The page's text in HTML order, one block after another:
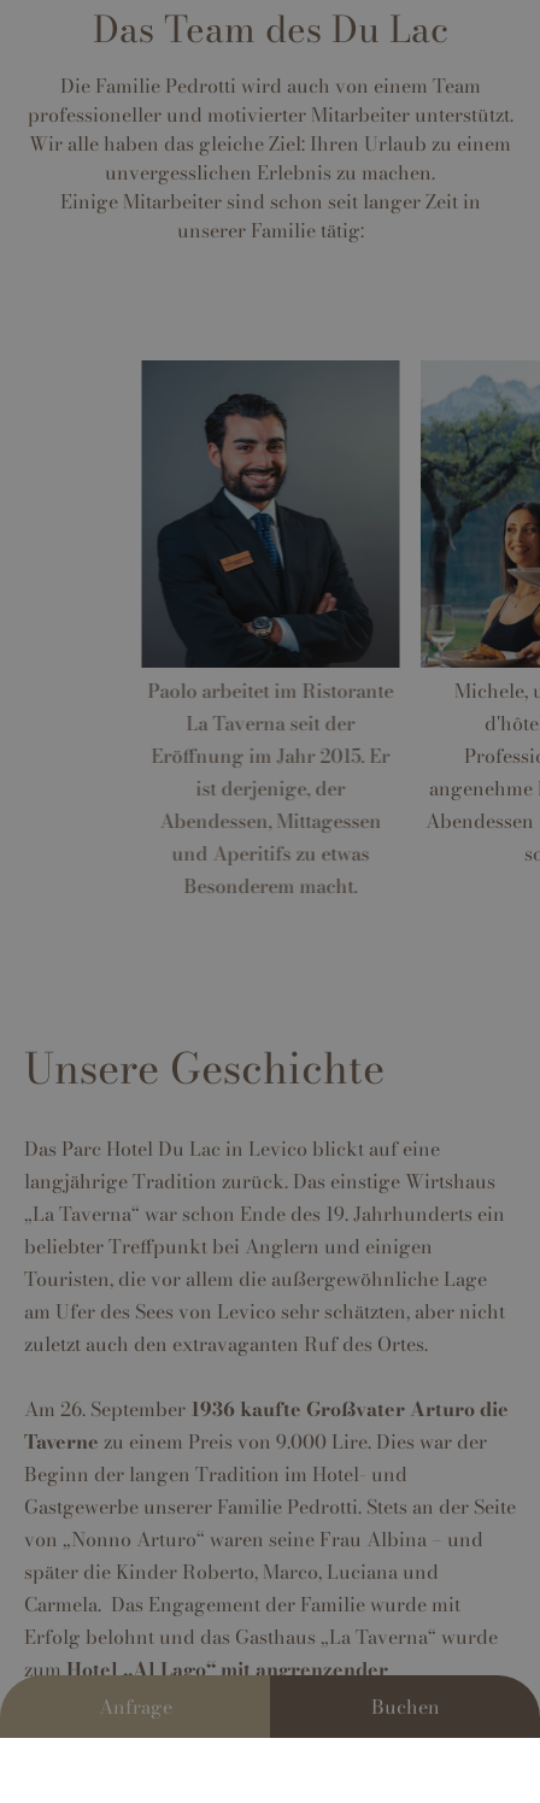
Das Team des Du Lac
Die Familie Pedrotti wird auch von einem Team
professioneller und motivierter Mitarbeiter unterstützt.
Wir alle haben das gleiche Ziel: Ihren Urlaub zu einem
unvergesslichen Erlebnis zu machen.
Einige Mitarbeiter sind schon seit langer Zeit in
unserer Familie tätig:
Paolo arbeitet im Ristorante
La Taverna seit der
Eröffnung im Jahr 2015. Er
ist derjenige, der
Abendessen, Mittagessen
und Aperitifs zu etwas
Besonderem macht.
Michele,
Unsere Geschichte
Das Parc Hotel Du Lac in Levico blickt auf eine
langjährige Tradition zurück. Das einstige Wirtshaus
„La Taverna“ war schon Ende des 19. Jahrhunderts ein
beliebter Treffpunkt bei Anglern und einigen
Touristen, die vor allem die außergewöhnliche Lage
am Ufer des Sees von Levico sehr schätzten, aber nicht
zuletzt auch den extravaganten Ruf des Ortes.
Am 26. September 1936 kaufte Großvater Arturo die
Taverne zu einem Preis von 9.000 Lire. Dies war der
Beginn der langen Tradition im Hotel- und
Gastgewerbe unserer Familie Pedrotti. Stets an der Seite
von „Nonno Arturo“ waren seine Frau Albina – und
später die Kinder Roberto, Marco, Luciana und
Carmela. Das Engagement der Familie wurde mit
Erfolg belohnt und das Gasthaus „La Taverna“ wurde
zumHotel „Al Lago“ mit angrenzender
Badeanlageausgebaut.
Anfrage Buchen